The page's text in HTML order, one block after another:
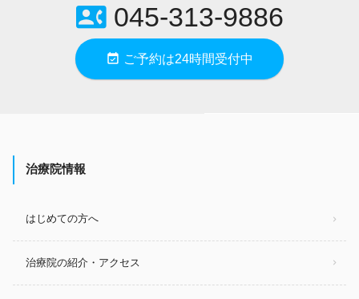
contact_phone045-313-9886
event_available ご予約は24時間受付中
治療院情報
はじめての方へ
治療院の紹介・アクセス